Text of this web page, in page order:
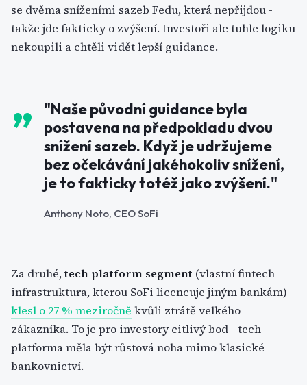
se dvěma sníženími sazeb Fedu, která nepřijdou -
takže jde fakticky o zvýšení. Investoři ale tuhle logiku
nekoupili a chtěli vidět lepší guidance.
"Naše původní guidance byla
postavena na předpokladu dvou
snížení sazeb. Když je udržujeme
bez očekávání jakéhokoliv snížení,
je to fakticky totéž jako zvýšení."
Anthony Noto, CEO SoFi
Za druhé,tech platform segment (vlastní fintech
infrastruktura, kterou SoFi licencuje jiným bankám)
klesl o 27 % meziročně kvůli ztrátě velkého
zákazníka. To je pro investory citlivý bod - tech
platforma měla být růstová noha mimo klasické
bankovnictví.